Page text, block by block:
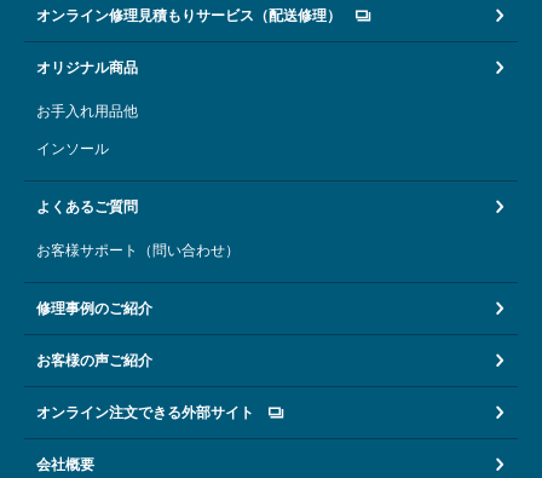
オンライン修理見積もりサービス（配送修理）
オリジナル商品
お手入れ用品他
インソール
よくあるご質問
お客様サポート（問い合わせ）
修理事例のご紹介
お客様の声ご紹介
オンライン注文できる外部サイト
会社概要